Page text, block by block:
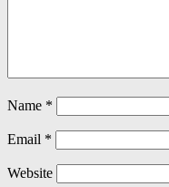
Name *
Email *
Website